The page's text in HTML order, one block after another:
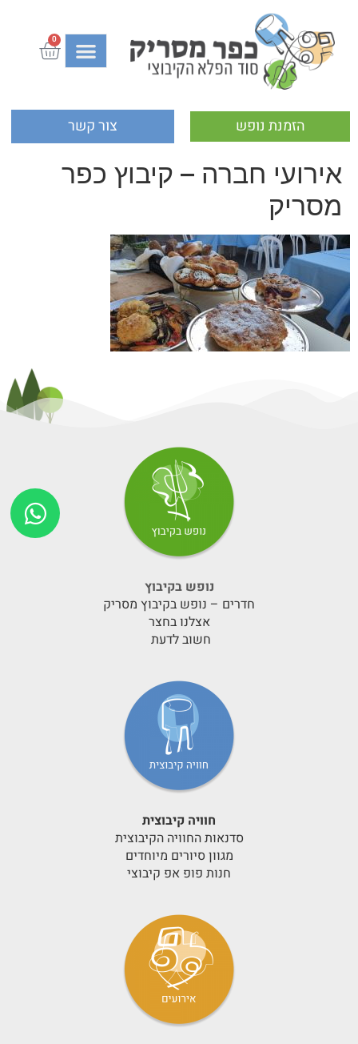
0
הזמנת נופש צור קשר
אירועי חברה – קיבוץ כפר
מסריק
נופש בקיבוץ
חדרים – נופש בקיבוץ מסריק
אצלנו בחצר
חשוב לדעת
חוויה קיבוצית
סדנאות החוויה הקיבוצית
מגוון סיורים מיוחדים
חנות פופ אפ קיבוצי